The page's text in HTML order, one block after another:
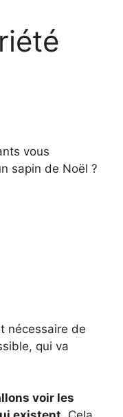
vous
sapin de Noël ?
nécessaire de
qui va
voir les